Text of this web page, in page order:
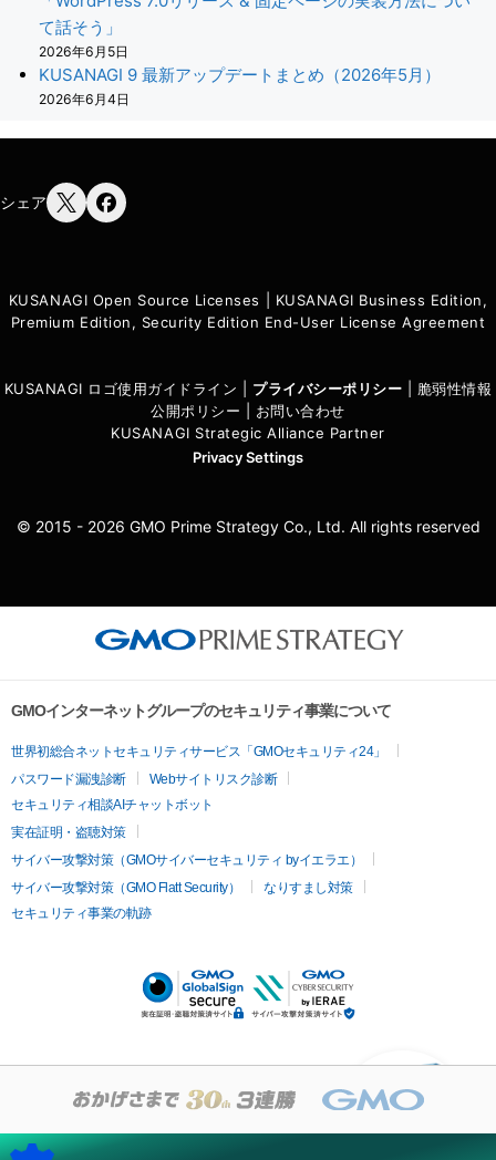
て話そう」
2026年6月5日
KUSANAGI 9 最新アップデートまとめ（2026年5月）
2026年6月4日
シェア
KUSANAGI Open Source Licenses
KUSANAGI Business Edition,
Premium Edition, Security Edition End-User License Agreement
KUSANAGI ロゴ使用ガイドライン プライバシーポリシー
脆弱性情報
公開ポリシー
お問い合わせ
KUSANAGI Strategic Alliance Partner
Privacy Settings
© 2015 - 2026 GMO Prime Strategy Co., Ltd. All rights reserved
GMOインターネットグループのセキュリティ事業について
世界初総合ネットセキュリティサービス「GMOセキュリティ24」
パスワード漏洩診断
Webサイトリスク診断
セキュリティ相談AIチャットボット
実在証明・盗聴対策
サイバー攻撃対策（GMOサイバーセキュリティ byイエラエ）
サイバー攻撃対策（GMO Flatt Security）
なりすまし対策
セキュリティ事業の軌跡
KUSANAGIについての質